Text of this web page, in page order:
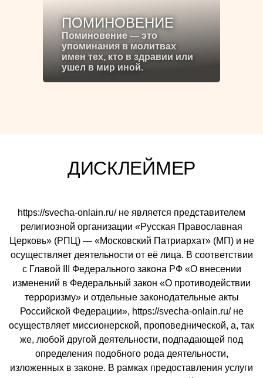
ПОМИНОВЕНИЕ
Поминовение — это
упоминания в молитвах
имен тех, кто в здравии или
ушел в мир иной.
ДИСКЛЕЙМЕР
https://svecha-onlain.ru/ не является представителем
религиозной организации «Русская Православная
Церковь» (РПЦ) — «Московский Патриархат» (МП) и не
осуществляет деятельности от её лица. В соответствии
с Главой III Федерального закона РФ «О внесении
изменений в Федеральный закон «О противодействии
терроризму» и отдельные законодательные акты
Российской Федерации», https://svecha-onlain.ru/ не
осуществляет миссионерской, проповеднической, а, так
же, любой другой деятельности, подпадающей под
определения подобного рода деятельности,
изложенных в законе. В рамках предоставления услуги